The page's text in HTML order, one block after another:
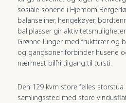
sosiale sonene i Hjemom
balanseliner, hengekøyer,
ballplasser gir
Grønne lunger med frukttrær og
og gangsoner forbinder husene
nærmest bilfri tilgang til tursti.
Den 129 kvm store felles
samlingssted med store